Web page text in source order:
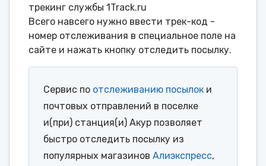
трекинг службы 1Track.ru
Всего навсего нужно ввести трек-код -
номер отслеживания в специальное поле на
сайте и нажать кнопку отследить посылку.
Сервис по отслеживанию посылок и
почтовых отправлений в поселке
и(при) станция(и) Акур позволяет
быстро отследить посылку из
популярных магазинов Алиэкспресс,